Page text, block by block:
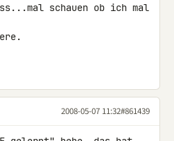
schauen ob ich mal
2008-05-07 11:32#861439